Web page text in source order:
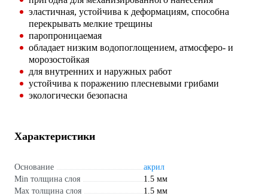
эластичная, устойчива к деформациям, способна
перекрывать мелкие трещины
паропроницаемая
обладает низким водопоглощением, атмосферо- и
морозостойкая
для внутренних и наружных работ
устойчива к поражению плесневыми грибами
экологически безопасна
Характеристики
Основание
акрил
Min толщина слоя
1.5 мм
Max толщина слоя
1.5 мм